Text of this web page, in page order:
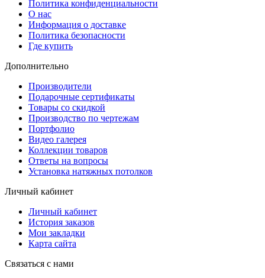
Политика конфиденциальности
О нас
Информация о доставке
Политика безопасности
Где купить
Дополнительно
Производители
Подарочные сертификаты
Товары со скидкой
Производство по чертежам
Портфолио
Видео галерея
Коллекции товаров
Ответы на вопросы
Установка натяжных потолков
Личный кабинет
Личный кабинет
История заказов
Мои закладки
Карта сайта
Связаться с нами